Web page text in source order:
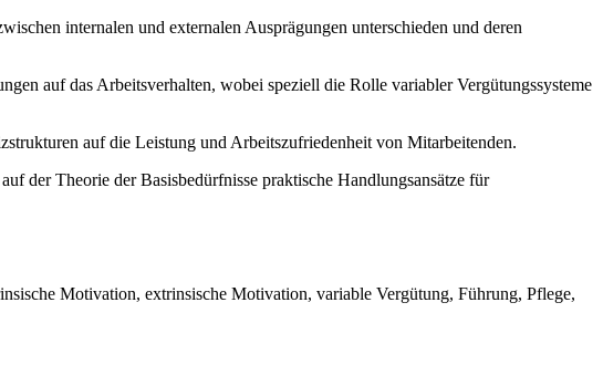
internalen und externalen Ausprägungen unterschieden und deren
auf das Arbeitsverhalten, wobei speziell die Rolle variabler Vergütungssysteme
auf die Leistung und Arbeitszufriedenheit von Mitarbeitenden.
der Theorie der Basisbedürfnisse praktische Handlungsansätze für
Motivation, extrinsische Motivation, variable Vergütung, Führung, Pflege,